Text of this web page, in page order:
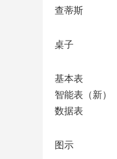
查蒂斯
桌子
基本表
智能表（新）
数据表
图示